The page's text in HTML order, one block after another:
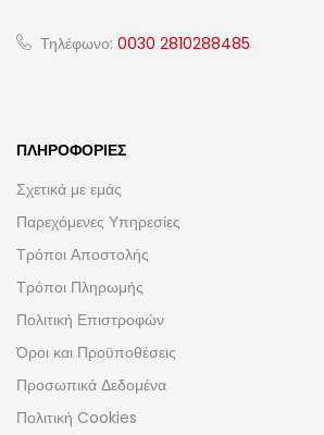
Τηλέφωνο: 0030 2810288485
ΠΛΗΡΟΦΟΡΊΕΣ
Σχετικά με εμάς
Παρεχόμενες Υπηρεσίες
Τρόποι Αποστολής
Τρόποι Πληρωμής
Πολιτική Επιστροφών
Όροι και Προϋποθέσεις
Προσωπικά Δεδομένα
Πολιτική Cookies